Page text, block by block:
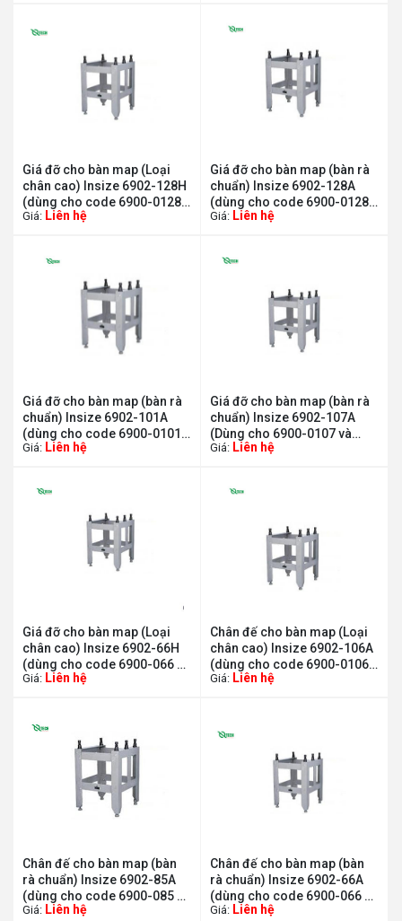
Giá đỡ cho bàn map (Loại
chân cao) Insize 6902-128H
(dùng cho code 6900-0128
và 6900-1128)
Giá: Liên hệ
Giá đỡ cho bàn map (bàn rà
chuẩn) Insize 6902-128A
(dùng cho code 6900-0128
và 6900-1128)
Giá: Liên hệ
Giá đỡ cho bàn map (bàn rà
chuẩn) Insize 6902-101A
(dùng cho code 6900-0101
và 6900-1101)
Giá: Liên hệ
Giá đỡ cho bàn map (bàn rà
chuẩn) Insize 6902-107A
(Dùng cho 6900-0107 và
6900-1107)
Giá: Liên hệ
Giá đỡ cho bàn map (Loại
chân cao) Insize 6902-66H
(dùng cho code 6900-066 và
6900-166)
Giá: Liên hệ
Chân đế cho bàn map (Loại
chân cao) Insize 6902-106A
(dùng cho code 6900-0106
và 6900-1106)
Giá: Liên hệ
Chân đế cho bàn map (bàn
rà chuẩn) Insize 6902-85A
(dùng cho code 6900-085 và
6900-185)
Giá: Liên hệ
Chân đế cho bàn map (bàn
rà chuẩn) Insize 6902-66A
(dùng cho code 6900-066 và
6900-166)
Giá: Liên hệ